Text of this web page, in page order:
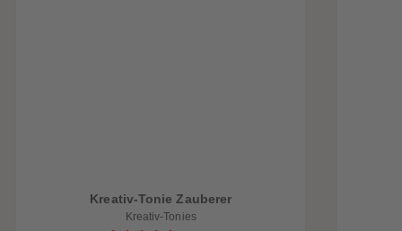
Kreativ-Tonie Zauberer
Kreativ-Tonies